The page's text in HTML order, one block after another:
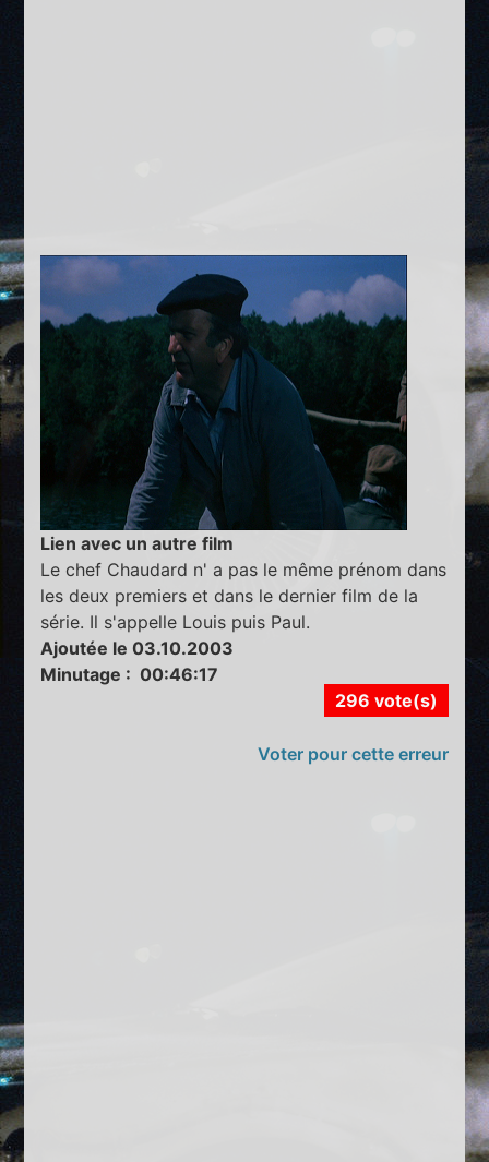
Lien avec un autre film
Le chef Chaudard n' a pas le même prénom dans
les deux premiers et dans le dernier film de la
série. Il s'appelle Louis puis Paul.
Ajoutée le 03.10.2003
Minutage : 00:46:17
296 vote(s)
Voter pour cette erreur